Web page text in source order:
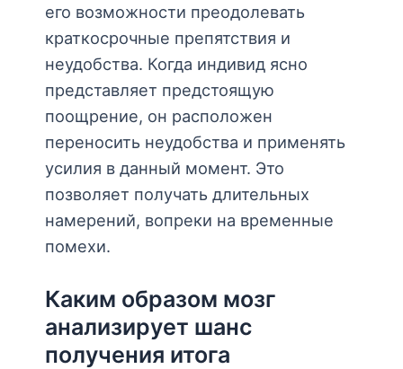
его возможности преодолевать
краткосрочные препятствия и
неудобства. Когда индивид ясно
представляет предстоящую
поощрение, он расположен
переносить неудобства и применять
усилия в данный момент. Это
позволяет получать длительных
намерений, вопреки на временные
помехи.
Каким образом мозг
анализирует шанс
получения итога